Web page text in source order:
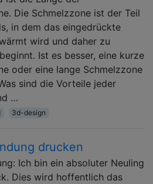
Die Schmelzzone ist der Teil
in dem das eingedrückte
wird und daher zu
Ist es besser, eine kurze
oder eine lange Schmelzzone
sind die Vorteile jeder
…
3d-design
drucken
Ich bin ein absoluter Neuling
Dies wird hoffentlich das